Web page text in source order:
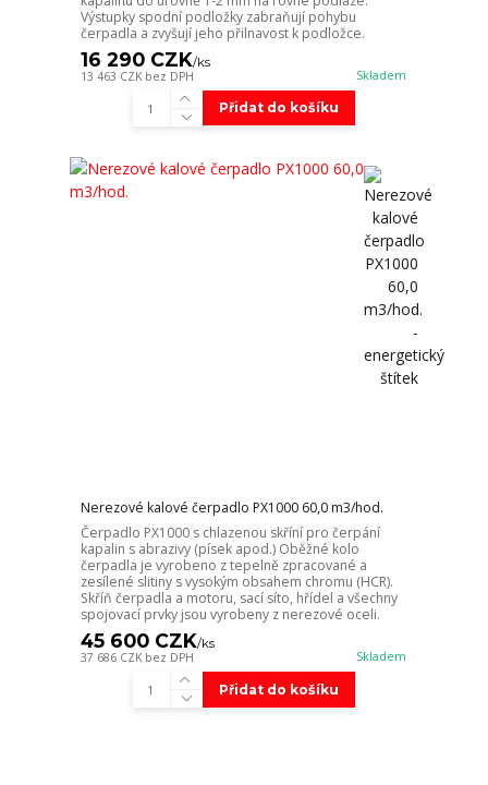
Výstupky spodní podložky zabraňují pohybu
čerpadla a zvyšují jeho přilnavost k podložce.
16 290 CZK/ks
13 463 CZK bez DPH Skladem
Přidat do košíku
Nerezové kalové čerpadlo PX1000 60,0 m3/hod.
Čerpadlo PX1000 s chlazenou skříní pro čerpání
kapalin s abrazivy (písek apod.) Oběžné kolo
čerpadla je vyrobeno z tepelně zpracované a
zesílené slitiny s vysokým obsahem chromu (HCR).
Skříň čerpadla a motoru, sací síto, hřídel a všechny
spojovací prvky jsou vyrobeny z nerezové oceli.
45 600 CZK/ks
37 686 CZK bez DPH Skladem
Přidat do košíku